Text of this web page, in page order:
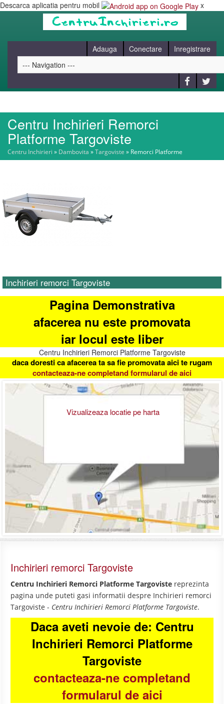
Descarca aplicatia pentru mobil x
Adauga Conectare Inregistrare
HOME
CAUT
CONTACT
Centru Inchirieri Remorci
Platforme Targoviste
Centru Inchirieri » Dambovita »Targoviste » Remorci Platforme
Inchirieri remorci Targoviste
Pagina Demonstrativa
afacerea nu este promovata
iar locul este liber
Centru Inchirieri Remorci Platforme Targoviste
daca doresti ca afacerea ta sa fie promovata aici te rugam
contacteaza-ne completand formularul de aici
Vizualizeaza locatie pe harta
Inchirieri remorci Targoviste
Centru Inchirieri Remorci Platforme Targoviste reprezinta
pagina unde puteti gasi informatii despre Inchirieri remorci
Targoviste - Centru Inchirieri Remorci Platforme Targoviste.
Daca aveti nevoie de: Centru
Inchirieri Remorci Platforme
Targoviste
contacteaza-ne completand
formularul de aici